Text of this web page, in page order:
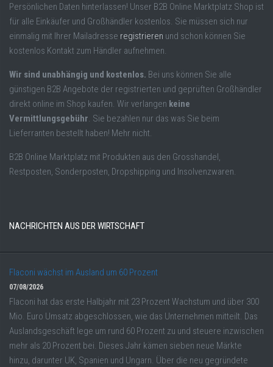
Persönlichen Daten hinterlassen! Unser B2B Online Marktplatz Shop ist
für alle Einkäufer und Großhändler kostenlos. Sie müssen sich nur
einmalig mit Ihrer Mailadresse registrieren und schon können Sie
kostenlos Kontakt zum Händler aufnehmen.
Wir sind unabhängig und kostenlos. Bei uns können Sie alle
günstigen B2B Angebote der registrierten und geprüften Großhändler
direkt online im Shop kaufen. Wir verlangen keine
Vermittlungsgebühr. Sie bezahlen nur das was Sie beim
Lieferranten bestellt haben! Mehr nicht.
B2B Online Marktplatz mit Produkten aus den Grosshandel,
Restposten, Sonderposten, Dropshipping und Insolvenzwaren.
NACHRICHTEN AUS DER WIRTSCHAFT
Flaconi wächst im Ausland um 60 Prozent
07/08/2026
Flaconi hat das erste Halbjahr mit 23 Prozent Wachstum und über 300
Mio. Euro Umsatz abgeschlossen, wie das Unternehmen mitteilt. Das
Auslandsgeschäft lege um rund 60 Prozent zu und steuere inzwischen
mehr als 20 Prozent bei. Dieses Jahr kämen sieben neue Märkte
hinzu, darunter UK, Spanien und Ungarn. Über die neu gegründete